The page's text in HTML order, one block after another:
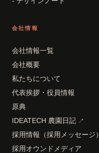
会社情報
会社情報一覧
会社概要
私たちについて
代表挨拶・役員情報
原典
IDEATECH 農園日記 ↗
採用情報（採用メッセージ）
採用オウンドメディア